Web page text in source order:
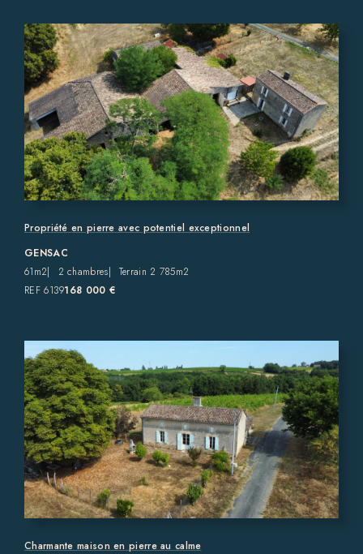
Propriété en pierre avec potentiel exceptionnel
GENSAC
61m2
2 chambres
Terrain 2 785m2
REF 6139168 000 €
Charmante maison en pierre au calme